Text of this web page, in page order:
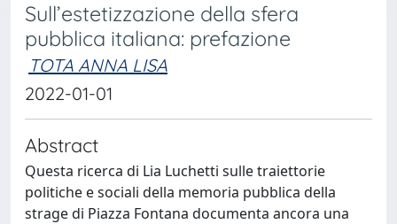
Sull’estetizzazione della sfera
pubblica italiana: prefazione
TOTA ANNA LISA
2022-01-01
Abstract
Questa ricerca di Lia Luchetti sulle traiettorie
politiche e sociali della memoria pubblica della
strage di Piazza Fontana documenta ancora una